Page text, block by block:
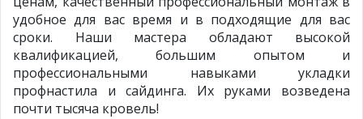
удобное для вас время и в подходящие для вас
сроки. Наши мастера обладают высокой
квалификацией, большим опытом и
профессиональными навыками укладки
профнастила и сайдинга. Их руками возведена
почти тысяча кровель!